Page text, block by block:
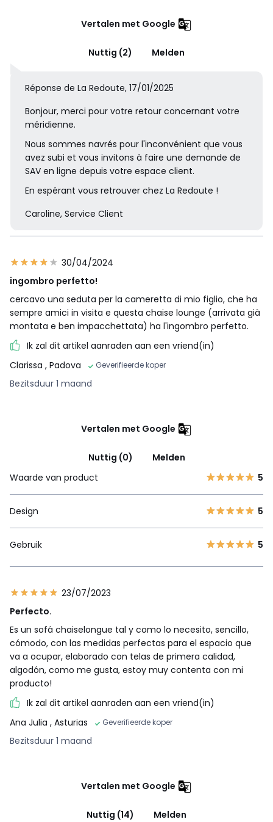
Vertalen met Google
Nuttig (2) Melden
Réponse de La Redoute, 17/01/2025
Bonjour, merci pour votre retour concernant votre
méridienne.
Nous sommes navrés pour l'inconvénient que vous
avez subi et vous invitons à faire une demande de
SAV en ligne depuis votre espace client.
En espérant vous retrouver chez La Redoute !
Caroline, Service Client
30/04/2024
ingombro perfetto!
cercavo una seduta per la cameretta di mio figlio, che ha
sempre amici in visita e questa chaise lounge (arrivata già
montata e ben impacchettata) ha l'ingombro perfetto.
Ik zal dit artikel aanraden aan een vriend(in)
Clarissa , Padova Geverifieerde koper
Bezitsduur 1 maand
Vertalen met Google
Nuttig (0)
Melden
Waarde van product
5
Design 5
Gebruik 5
23/07/2023
Perfecto.
Es un sofá chaiselongue tal y como lo necesito, sencillo,
cómodo, con las medidas perfectas para el espacio que
va a ocupar, elaborado con telas de primera calidad,
algodón, como me gusta, estoy muy contenta con mi
producto!
Ik zal dit artikel aanraden aan een vriend(in)
Ana Julia , Asturias Geverifieerde koper
Bezitsduur 1 maand
Vertalen met Google
Nuttig (14)
Melden